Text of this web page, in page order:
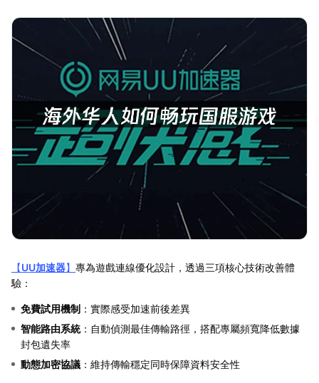
【UU加速器】 專為遊戲連線優化設計，透過三項核心技術改善體
驗：
免費試用機制 ：實際感受加速前後差異
智能路由系統：自動偵測最佳傳輸路徑，搭配專屬頻寬降低數據
封包遺失率
動態加密協議 ：維持傳輸穩定同時保障資料安全性